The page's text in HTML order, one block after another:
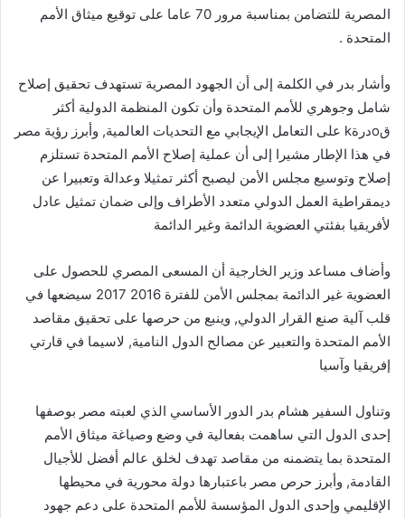
المصرية للتضامن بمناسبة مرور 70 عاما على توقيع ميثاق الأمم
المتحدة .
وأشار بدر في الكلمة إلى أن الجهود المصرية تستهدف تحقيق إصلاح
شامل وجوهري للأمم المتحدة وأن تكون المنظمة الدولية أكثر
قoدرةk على التعامل الإيجابي مع التحديات العالمية, وأبرز رؤية مصر
في هذا الإطار مشيرا إلى أن عملية إصلاح الأمم المتحدة تستلزم
إصلاح وتوسيع مجلس الأمن ليصبح أكثر تمثيلا وعدالة وتعبيرا عن
ديمقراطية العمل الدولي متعدد الأطراف وإلى ضمان تمثيل عادل
لأفريقيا بفئتي العضوية الدائمة وغير الدائمة
وأضاف مساعد وزير الخارجية أن المسعى المصري للحصول على
العضوية غير الدائمة بمجلس الأمن للفترة 2016 2017 سيضعها في
قلب آلية صنع القرار الدولي, وينبع من حرصها على تحقيق مقاصد
الأمم المتحدة والتعبير عن مصالح الدول النامية, لاسيما في قارتي
إفريقيا وآسيا
وتناول السفير هشام بدر الدور الأساسي الذي لعبته مصر بوصفها
إحدى الدول التي ساهمت بفعالية في وضع وصياغة ميثاق الأمم
المتحدة بما يتضمنه من مقاصد تهدف لخلق عالم أفضل للأجيال
القادمة, وأبرز حرص مصر باعتبارها دولة محورية في محيطها
الإقليمي وإحدى الدول المؤسسة للأمم المتحدة على دعم جهود